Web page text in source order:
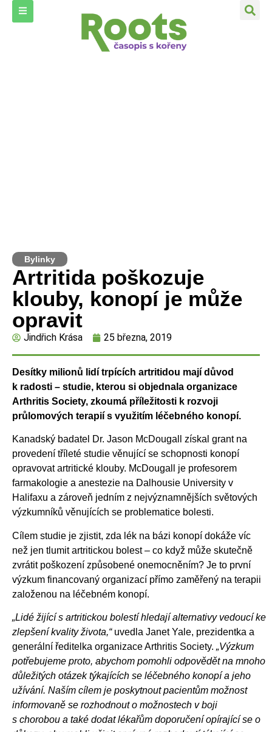
Bylinky
Artritida poškozuje
klouby, konopí je může
opravit
Jindřich Krása 25 března, 2019
Desítky milionů lidí trpících artritidou mají důvod
k radosti – studie, kterou si objednala organizace
Arthritis Society, zkoumá příležitosti k rozvoji
průlomových terapií s využitím léčebného konopí.
Kanadský badatel Dr. Jason McDougall získal grant na
provedení tříleté studie věnující se schopnosti konopí
opravovat artritické klouby. McDougall je profesorem
farmakologie a anestezie na Dalhousie University v
Halifaxu a zároveň jedním z nejvýznamnějších světových
výzkumníků věnujících se problematice bolesti.
Cílem studie je zjistit, zda lék na bázi konopí dokáže víc
než jen tlumit artritickou bolest – co když může skutečně
zvrátit poškození způsobené onemocněním? Je to první
výzkum financovaný organizací přímo zaměřený na terapii
založenou na léčebném konopí.
„Lidé žijící s artritickou bolestí hledají alternativy vedoucí ke
zlepšení kvality života,“uvedla Janet Yale, prezidentka a
generální ředitelka organizace Arthritis Society. „Výzkum
potřebujeme proto, abychom pomohli odpovědět na mnoho
důležitých otázek týkajících se léčebného konopí a jeho
užívání. Naším cílem je poskytnout pacientům možnost
informovaně se rozhodnout o možnostech v boji
s chorobou a také dodat lékařům doporučení opírající se o